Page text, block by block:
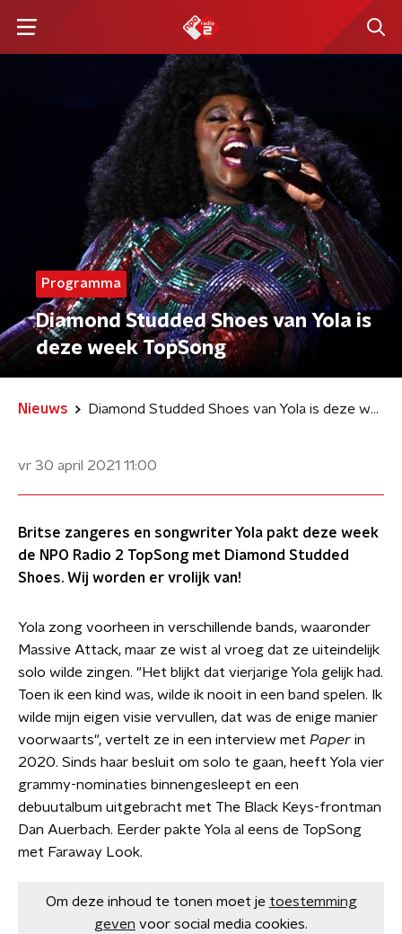
Programma
Diamond Studded Shoes van Yola is
deze week TopSong
Nieuws Diamond Studded Shoes van Yola is deze week TopSong
vr 30 april 2021 11:00
Britse zangeres en songwriter Yola pakt deze week
de NPO Radio 2 TopSong met Diamond Studded
Shoes. Wij worden er vrolijk van!
Yola zong voorheen in verschillende bands, waaronder
Massive Attack, maar ze wist al vroeg dat ze uiteindelijk
solo wilde zingen. "Het blijkt dat vierjarige Yola gelijk had.
Toen ik een kind was, wilde ik nooit in een band spelen. Ik
wilde mijn eigen visie vervullen, dat was de enige manier
voorwaarts", vertelt ze in een interview met Paper in
2020. Sinds haar besluit om solo te gaan, heeft Yola vier
grammy-nominaties binnengesleept en een
debuutalbum uitgebracht met The Black Keys-frontman
Dan Auerbach. Eerder pakte Yola al eens de TopSong
met Faraway Look.
Om deze inhoud te tonen moet je toestemming
geven voor social media cookies.